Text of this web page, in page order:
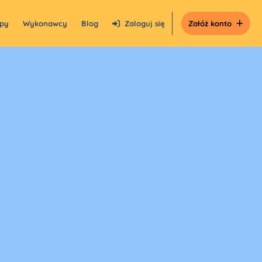
Wykonawcy Blog Zaloguj się Załóż konto